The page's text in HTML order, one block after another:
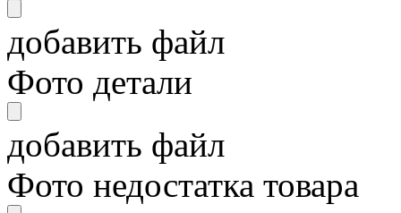
добавить файл
Фото детали
добавить файл
Фото недостатка товара